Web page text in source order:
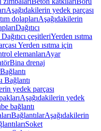
Aşağıdakilerin yedek parçası
dolaplarıAşağıdakilerin
Dağıtıcı
çeşitleriYerden ısıtma
Yerden ısıtma için
elemanlarıAyar
Bina drenaj
Bağlantı
Bağlantı
yedek parçası
Aşağıdakilerin yedek
bağlantı
BağlantılarAşağıdakilerin
Soket